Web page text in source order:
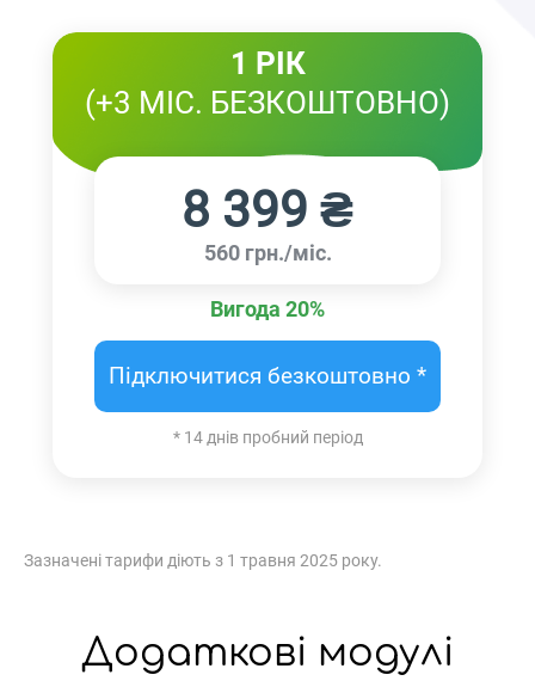
1 РІК
(+3 МІС. БЕЗКОШТОВНО)
8 399 ₴
560 грн./міс.
Вигода 20%
Підключитися безкоштовно *
* 14 днів пробний період
Зазначені тарифи діють з 1 травня 2025 року.
Додаткові модулі